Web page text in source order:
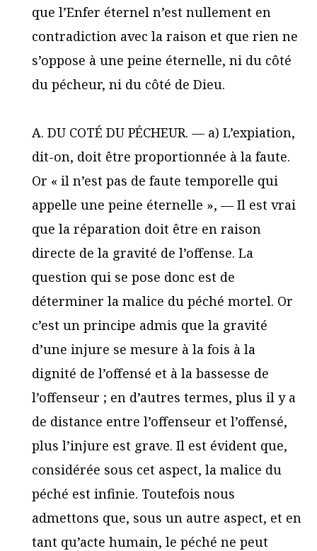
que l’Enfer éternel n’est nullement en
contradiction avec la raison et que rien ne
s’oppose à une peine éternelle, ni du côté
du pécheur, ni du côté de Dieu.
A. DU COTÉ DU PÉCHEUR. — a) L’expiation,
dit-on, doit être proportionnée à la faute.
Or « il n’est pas de faute temporelle qui
appelle une peine éternelle », — Il est vrai
que la réparation doit être en raison
directe de la gravité de l’offense. La
question qui se pose donc est de
déterminer la malice du péché mortel. Or
c’est un principe admis que la gravité
d’une injure se mesure à la fois à la
dignité de l’offensé et à la bassesse de
l’offenseur ; en d’autres termes, plus il y a
de distance entre l’offenseur et l’offensé,
plus l’injure est grave. Il est évident que,
considérée sous cet aspect, la malice du
péché est infinie. Toutefois nous
admettons que, sous un autre aspect, et en
tant qu’acte humain, le péché ne peut